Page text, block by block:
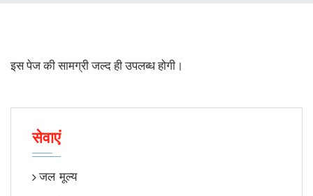
इस पेज की सामग्री जल्द ही उपलब्ध होगी।
सेवाएं
जल मूल्य